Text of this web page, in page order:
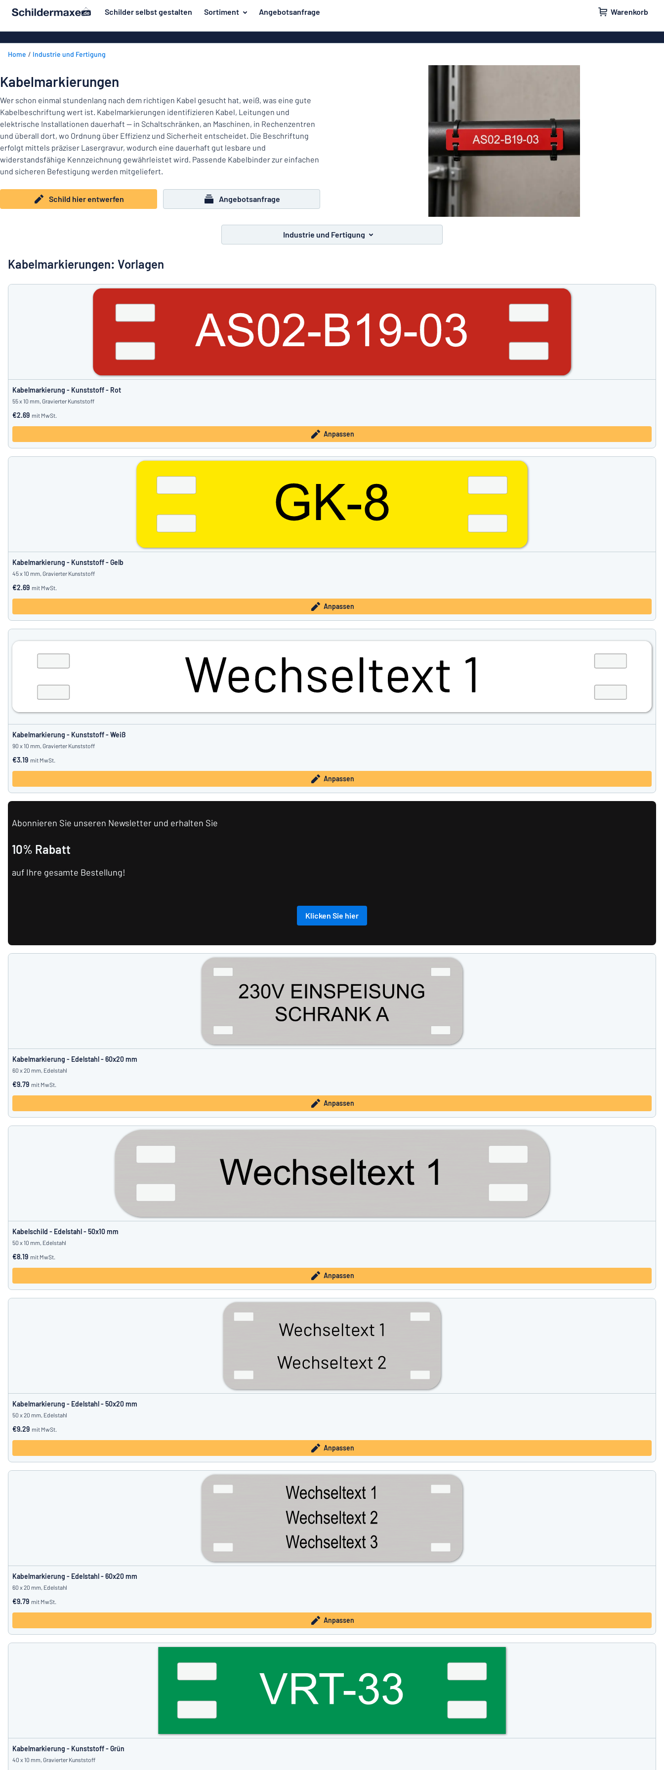
springen Schilder selbst gestalten Sortiment Angebotsanfrage Warenkorb
Herstellung
Haus und Heim
Kennzeichnung
Namensschilder
Aufkleber
Verkehr und Fahrzeuge
Industrie und Fertigung
Büro & Arbeitsplatz
Magnetschilder
Holzschilder
Messingschilder
Aufkleber
Klebebuchstaben
Aluminiumschilder im
Emaillestil
Eloxierte
Schilder
Parkplatzschilder Aufkleber
Magnetschilder
Unsere
Bestseller
Material
Herstellung
Haus
und
Heim
Namensschilder
zum
entwerfen
Home Industrie und Fertigung
Kabelmarkierungen
Wer schon einmal stundenlang nach dem richtigen Kabel gesucht hat, weiß, was eine gute
Kabelbeschriftung wert ist. Kabelmarkierungen identifizieren Kabel, Leitungen und
elektrische Installationen dauerhaft — in Schaltschränken, an Maschinen, in Rechenzentren
und überall dort, wo Ordnung über Effizienz und Sicherheit entscheidet. Die Beschriftung
erfolgt mittels präziser Lasergravur, wodurch eine dauerhaft gut lesbare und
widerstandsfähige Kennzeichnung gewährleistet wird. Passende Kabelbinder zur einfachen
und sicheren Befestigung werden mitgeliefert.
Schild hier entwerfen Angebotsanfrage
Industrie und Fertigung
Kabelmarkierungen: Vorlagen
Kabelmarkierung - Kunststoff - Rot
55 x 10 mm, Gravierter Kunststoff
€2.69 mit MwSt.
Anpassen
Kabelmarkierung - Kunststoff - Gelb
45 x 10 mm, Gravierter Kunststoff
€2.69 mit MwSt.
Anpassen
Kabelmarkierung - Kunststoff - Weiß
90 x 10 mm, Gravierter Kunststoff
€3.19 mit MwSt.
Anpassen
Abonnieren Sie unseren Newsletter und erhalten Sie
10% Rabatt
auf Ihre gesamte Bestellung!
Klicken Sie hier
Kabelmarkierung - Edelstahl - 60x20 mm
60 x 20 mm, Edelstahl
€9.79 mit MwSt.
Anpassen
Kabelschild - Edelstahl - 50x10 mm
50 x 10 mm, Edelstahl
€8.19 mit MwSt.
Anpassen
Kabelmarkierung - Edelstahl - 50x20 mm
50 x 20 mm, Edelstahl
€9.29 mit MwSt.
Anpassen
Kabelmarkierung - Edelstahl - 60x20 mm
60 x 20 mm, Edelstahl
€9.79 mit MwSt.
Anpassen
Kabelmarkierung - Kunststoff - Grün
40 x 10 mm, Gravierter Kunststoff